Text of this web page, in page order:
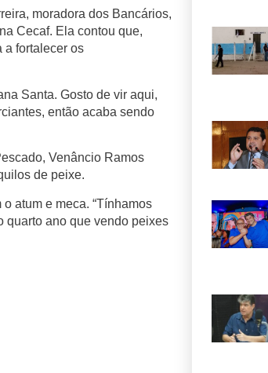
moradora dos Bancários,
Cecaf. Ela contou que,
a fortalecer os
Santa. Gosto de vir aqui,
então acaba sendo
Venâncio Ramos
de peixe.
atum e meca. “Tínhamos
quarto ano que vendo peixes